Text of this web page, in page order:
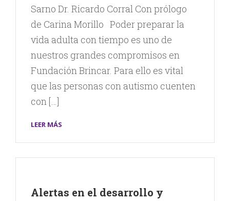
Sarno Dr. Ricardo Corral Con prólogo
de Carina Morillo Poder preparar la
vida adulta con tiempo es uno de
nuestros grandes compromisos en
Fundación Brincar. Para ello es vital
que las personas con autismo cuenten
con […]
LEER MÁS
Alertas en el desarrollo y